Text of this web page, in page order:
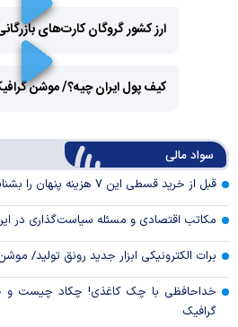
ارز کشور گروگان کارت‌های
کیف پول ایران چیه؟/ موشن
سواد مالی
قبل از خرید قسطی این ۷ هزینه پنهان را بشناسید
مکاتب اقتصادی و مسئله سیاست‌گذاری در
برات الکترونیکی ابزار جدید رونق تولید/
خداحافظی با چک کاغذی! چکاد چیست و
گرافیک